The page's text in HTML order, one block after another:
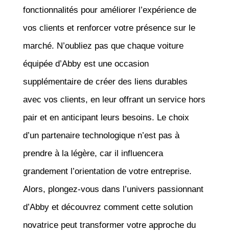
fonctionnalités pour améliorer l’expérience de
vos clients et renforcer votre présence sur le
marché. N’oubliez pas que chaque voiture
équipée d’Abby est une occasion
supplémentaire de créer des liens durables
avec vos clients, en leur offrant un service hors
pair et en anticipant leurs besoins. Le choix
d’un partenaire technologique n’est pas à
prendre à la légère, car il influencera
grandement l’orientation de votre entreprise.
Alors, plongez-vous dans l’univers passionnant
d’Abby et découvrez comment cette solution
novatrice peut transformer votre approche du